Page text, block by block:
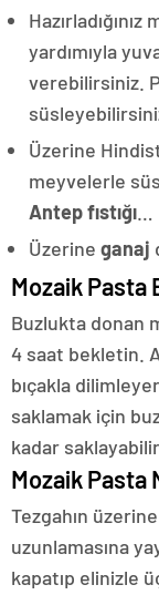
yardımıyla
verebilirsiniz.
Üzerine
meyvelerle
Antep fıstığı…
Üzerine ganaj
Mozaik Pasta
Buzlukta donan
4 saat bekletin.
bıçakla
saklamak için
kadar
Mozaik Pasta
Tezgahın
uzunlamasına
kapatıp elinizle